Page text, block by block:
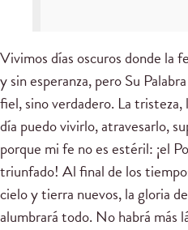
Vivimos días oscuros donde la
y sin esperanza, pero Su
fiel, sino verdadero. La tristeza,
día puedo vivirlo, atravesarlo,
porque mi fe no es estéril: ¡el
triunfado! Al final de los
cielo y tierra nuevos, la gloria
alumbrará todo. No habrá más